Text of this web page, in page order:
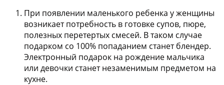
При появлении маленького ребенка у женщины
возникает потребность в готовке супов, пюре,
полезных перетертых смесей. В таком случае
подарком со 100% попаданием станетблендер.
Электронный подарок на рождение мальчика
или девочки станет незаменимым предметом на
кухне.